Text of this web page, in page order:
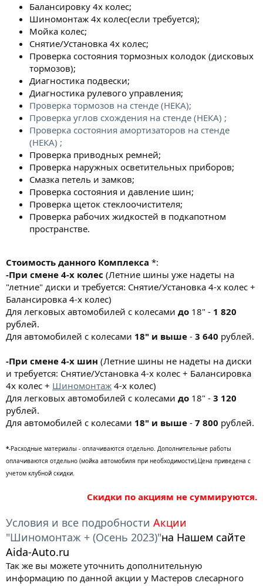
Балансировку 4х колес;
Шиномонтаж 4х колес(если требуется);
Мойка колес;
Снятие/Установка 4х колес;
Проверка состояния тормозных колодок (дисковых
тормозов);
Диагностика подвески;
Диагностика рулевого управления;
Проверка тормозов на стенде (НЕКА);
Проверка углов схождения на стенде (НЕКА) ;
Проверка состояния амортизаторов на стенде
(НЕКА) ;
Проверка приводных ремней;
Проверка наружных осветительных приборов;
Смазка петель и замков;
Проверка состояния и давление шин;
Проверка щеток стеклоочистителя;
Проверка рабочих жидкостей в подкапотном
пространстве.
Стоимость данного Комплекса *:
-При смене 4-х колес (Летние шины уже надеты на
"летние" диски и требуется: Снятие/Установка 4-х колес +
Балансировка 4-х колес)
Для легковых автомобилей с колесами до 18" - 1 820
рублей.
Для автомобилей с колесами 18" и выше - 3 640 рублей.
-При смене 4-х шин (Летние шины не надеты на диски
и требуется: Снятие/Установка 4-х колес + Балансировка
4х колес + Шиномонтаж 4-х колес)
Для легковых автомобилей с колесами до 18" - 3 120
рублей.
Для автомобилей с колесами 18" и выше - 7 800 рублей.
*-Расходные материалы - оплачиваются отдельно. Дополнительные работы
оплачиваются отдельно (мойка автомобиля при необходимости),Цена приведена с
учетом клубной скидки.
Скидки по акциям не суммируются.
Условия и все подробности Акции
"Шиномонтаж + (Осень 2023)"на Нашем сайте
Aida-Auto.ru
Так же вы можете уточнить дополнительную
информацию по данной акции у Мастеров слесарного